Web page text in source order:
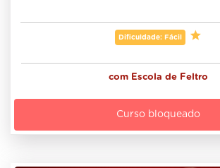
Dificuldade: Fácil
com Escola de Feltro
Curso bloqueado